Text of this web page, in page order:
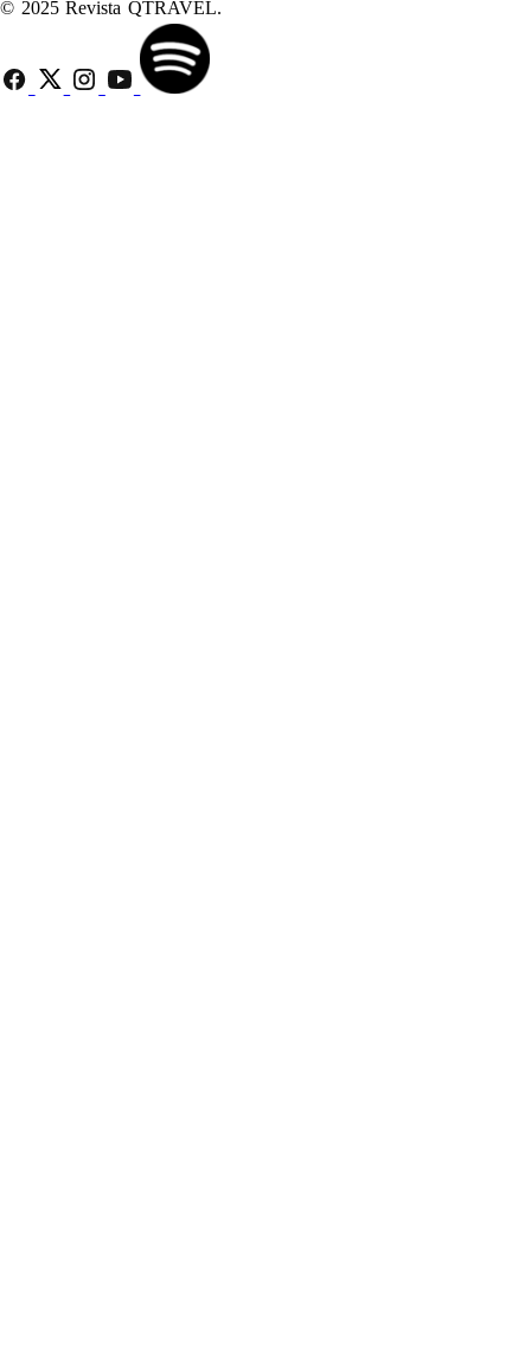
© 2025 Revista QTRAVEL.